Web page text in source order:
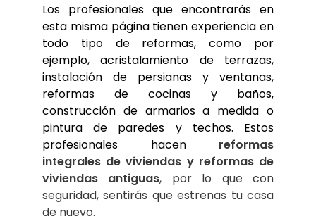
Los profesionales que encontrarás en
esta misma página tienen experiencia en
todo tipo de reformas, como por
ejemplo, acristalamiento de terrazas,
instalación de persianas y ventanas,
reformas de cocinas y baños,
construcción de armarios a medida o
pintura de paredes y techos. Estos
profesionales hacen reformas
integrales de viviendas y reformas de
viviendas antiguas, por lo que con
seguridad, sentirás que estrenas tu casa
de nuevo.